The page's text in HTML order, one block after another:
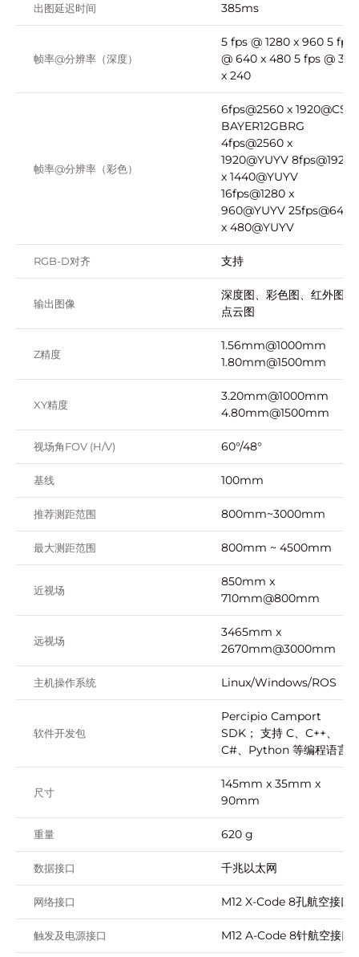
出图延迟时间 385ms
帧率@分辨率（深度）
5 fps @ 1280 x 960 5 fps
@ 640 x 480 5 fps @ 320
x 240
帧率@分辨率（彩色）
6fps@2560 x 1920@CSI
BAYER12GBRG
4fps@2560 x
1920@YUYV 8fps@1920
x 1440@YUYV
16fps@1280 x
960@YUYV 25fps@640
x 480@YUYV
RGB-D对齐 支持
输出图像
深度图、彩色图、红外图、
点云图
Z精度
1.56mm@1000mm
1.80mm@1500mm
XY精度
3.20mm@1000mm
4.80mm@1500mm
视场角FOV (H/V) 60°/48°
基线 100mm
推荐测距范围 800mm~3000mm
最大测距范围 800mm ~ 4500mm
近视场
850mm x
710mm@800mm
远视场
3465mm x
2670mm@3000mm
主机操作系统 Linux/Windows/ROS
软件开发包
Percipio Camport
SDK； 支持 C、C++、
C#、Python 等编程语言
尺寸
145mm x 35mm x
90mm
重量 620 g
数据接口 千兆以太网
网络接口 M12 X-Code 8孔航空接口
触发及电源接口 M12 A-Code 8针航空接口